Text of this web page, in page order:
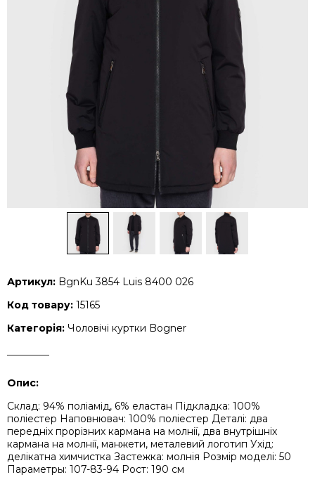
Артикул: BgnKu 3854 Luis 8400 026
Код товару: 15165
Категорія: Чоловічі куртки Bogner
Опис:
Склад: 94% поліамід, 6% еластан Підкладка: 100%
поліестер Наповнювач: 100% поліестер Деталі: два
передніх прорізних кармана на молнії, два внутрішніх
кармана на молнії, манжети, металевий логотип Ухід:
делікатна химчистка Застежка: молнія Розмір моделі: 50
Параметры: 107-83-94 Рост: 190 см